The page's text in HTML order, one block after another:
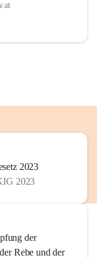
2023
2023
der
Rebe und der